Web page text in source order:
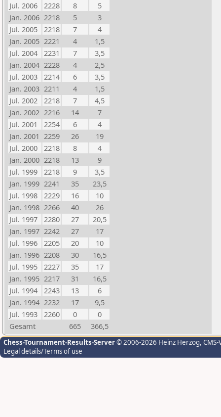
Jul. 2006
2228 8
5
Jan. 2006 2218 5
3
Jul. 2005
2218 7
4
Jan. 2005 2221 4
1,5
Jul. 2004
2231 7
3,5
Jan. 2004 2228 4
2,5
Jul. 2003
2214 6
3,5
Jan. 2003 2211 4
1,5
Jul. 2002
2218 7
4,5
Jan. 2002 2216 14
7
Jul. 2001
2254 6
4
Jan. 2001 2259 26
19
Jul. 2000
2218 8
4
Jan. 2000 2218 13
9
Jul. 1999
2218 9
3,5
Jan. 1999 2241 35
23,5
Jul. 1998
2229 16
10
Jan. 1998 2266 40
26
Jul. 1997
2280 27
20,5
Jan. 1997 2242 27
17
Jul. 1996
2205 20
10
Jan. 1996 2208 30
16,5
Jul. 1995
2227 35
17
Jan. 1995 2217 31
16,5
Jul. 1994
2243 13
6
Jan. 1994 2232 17
9,5
Jul. 1993
2260 0
0
Gesamt
665 366,5
Chess-Tournament-Results-Server© 2006-2026 Heinz Herzog,
Legal details/Terms of use